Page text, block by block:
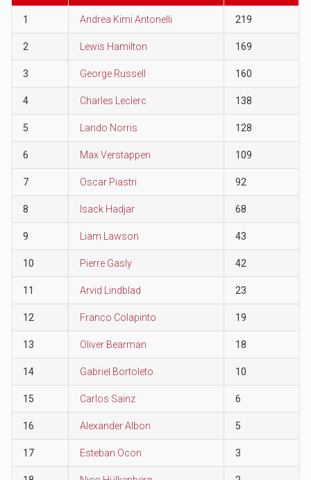
1 Andrea Kimi Antonelli 219
2 Lewis Hamilton 169
3 George Russell 160
4 Charles Leclerc 138
5 Lando Norris 128
6 Max Verstappen 109
7 Oscar Piastri 92
8 Isack Hadjar 68
9 Liam Lawson 43
10 Pierre Gasly 42
11 Arvid Lindblad 23
12 Franco Colapinto 19
13 Oliver Bearman 18
14 Gabriel Bortoleto 10
15 Carlos Sainz 6
16 Alexander Albon 5
17 Esteban Ocon 3